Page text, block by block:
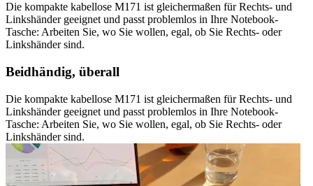
Die kompakte kabellose M171 ist gleichermaßen für Rechts- und
Linkshänder geeignet und passt problemlos in Ihre Notebook-
Tasche: Arbeiten Sie, wo Sie wollen, egal, ob Sie Rechts- oder
Linkshänder sind.
Beidhändig, überall
Die kompakte kabellose M171 ist gleichermaßen für Rechts- und
Linkshänder geeignet und passt problemlos in Ihre Notebook-
Tasche: Arbeiten Sie, wo Sie wollen, egal, ob Sie Rechts- oder
Linkshänder sind.